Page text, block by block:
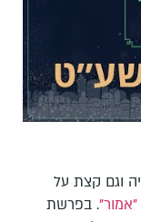
וגם קצת על
. בפרשת